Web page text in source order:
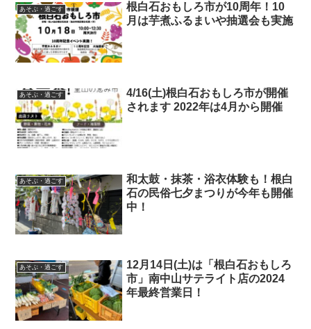
あそぶ・過ごす
根白石おもしろ市が10周年！10
月は芋煮ふるまいや抽選会も実施
あそぶ・過ごす
4/16(土)根白石おもしろ市が開催
されます 2022年は4月から開催
あそぶ・過ごす
和太鼓・抹茶・浴衣体験も！根白
石の民俗七夕まつりが今年も開催
中！
あそぶ・過ごす
12月14日(土)は「根白石おもしろ
市」南中山サテライト店の2024
年最終営業日！